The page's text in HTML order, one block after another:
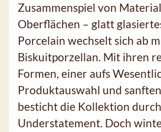
Zusammenspiel von
Oberflächen – glatt
Porcelain wechselt sich ab
Biskuitporzellan. Mit ihren
Formen, einer aufs
Produktauswahl und
besticht die Kollektion
Understatement. Doch